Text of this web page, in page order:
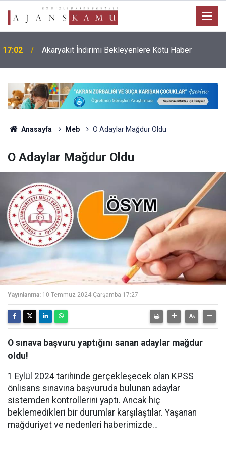
17:02 Akaryakıt İndirimi Bekleyenlere Kötü Haber
Anasayfa Meb O Adaylar Mağdur Oldu
O Adaylar Mağdur Oldu
Yayınlanma: 10 Temmuz 2024 Çarşamba 17:27
O sınava başvuru yaptığını sanan adaylar mağdur
oldu!
1 Eylül 2024 tarihinde gerçekleşecek olan KPSS
önlisans sınavına başvuruda bulunan adaylar
sistemden kontrollerini yaptı. Ancak hiç
beklemedikleri bir durumlar karşılaştılar. Yaşanan
mağduriyet ve nedenleri haberimizde…